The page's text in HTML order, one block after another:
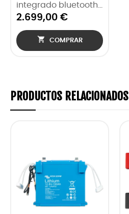
integrado bluetooth...
2.699,00 €
 COMPRAR
PRODUCTOS RELACIONADOS